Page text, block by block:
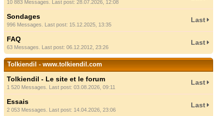
10 883 Messages. Last post: 28.07.2026, 12:08
Sondages
996 Messages. Last post: 15.12.2025, 13:35
Last
FAQ
63 Messages. Last post: 06.12.2012, 23:26
Last
Tolkiendil - www.tolkiendil.com
Tolkiendil - Le site et le forum
1 520 Messages. Last post: 03.08.2026, 09:11
Last
Essais
2 053 Messages. Last post: 14.04.2026, 23:06
Last